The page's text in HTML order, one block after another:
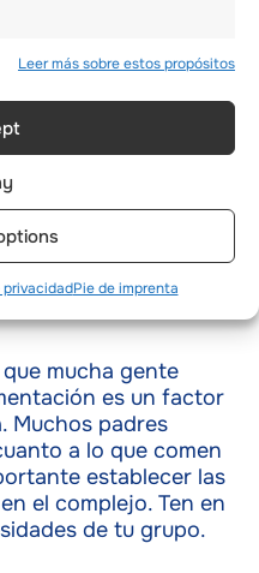
Leer más sobre estos propósitos
Pie de imprenta
mucha gente
es un factor
Muchos padres
a lo que comen
establecer las
el complejo. Ten en
de tu grupo.